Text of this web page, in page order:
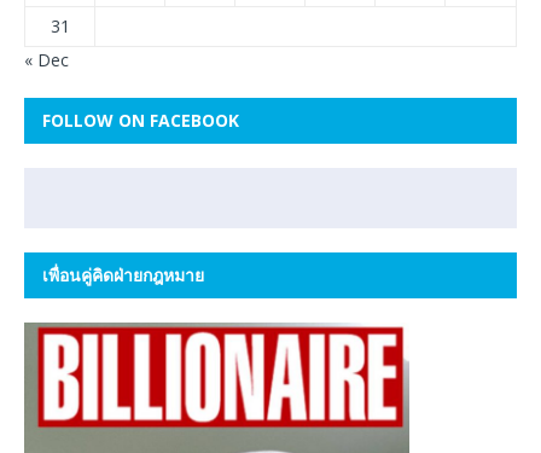
31
« Dec
FOLLOW ON FACEBOOK
เพื่อนคู่คิดฝ่ายกฎหมาย